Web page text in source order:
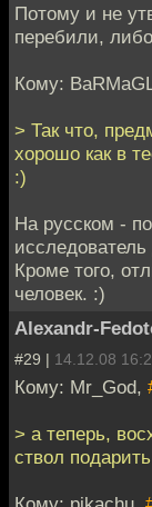
Потому и не
перебили,
Кому:
> Так что,
хорошо как в
:)
На русском -
Кроме того,
человек. :)
Alexandr-
#29 | 14.12.08
Кому: Mr_God,
> а теперь,
ствол